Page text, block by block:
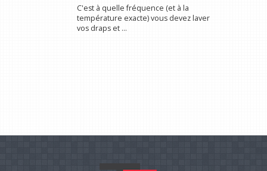
C'est à quelle fréquence (et à la
température exacte) vous devez laver
vos draps et ...